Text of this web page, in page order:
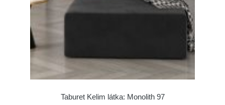
Taburet Kelim látka: Monolith 97